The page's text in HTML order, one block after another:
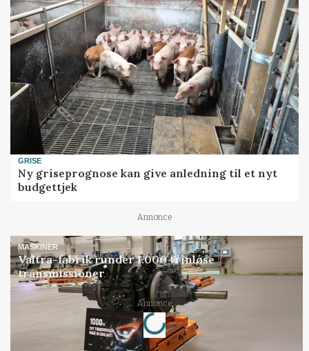
GRISE
Ny griseprognose kan give anledning til et nyt
budgettjek
Annonce
MASKINER
Valtra-fabrik runder 1.000 trinløse
transmissioner
Annonce
Loading...